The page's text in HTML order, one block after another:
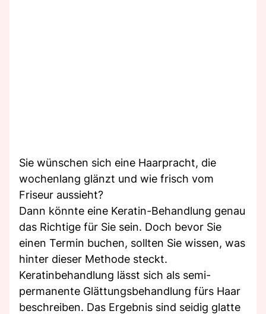
Sie wünschen sich eine Haarpracht, die
wochenlang glänzt und wie frisch vom
Friseur aussieht?
Dann könnte eine Keratin-Behandlung genau
das Richtige für Sie sein. Doch bevor Sie
einen Termin buchen, sollten Sie wissen, was
hinter dieser Methode steckt.
Keratinbehandlung lässt sich als semi-
permanente Glättungsbehandlung fürs Haar
beschreiben. Das Ergebnis sind seidig glatte